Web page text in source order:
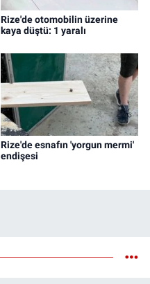
Rize'de otomobilin üzerine
kaya düştü: 1 yaralı
Rize'de esnafın 'yorgun mermi'
endişesi